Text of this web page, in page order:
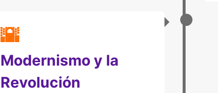
🌇
Modernismo y la
Revolución